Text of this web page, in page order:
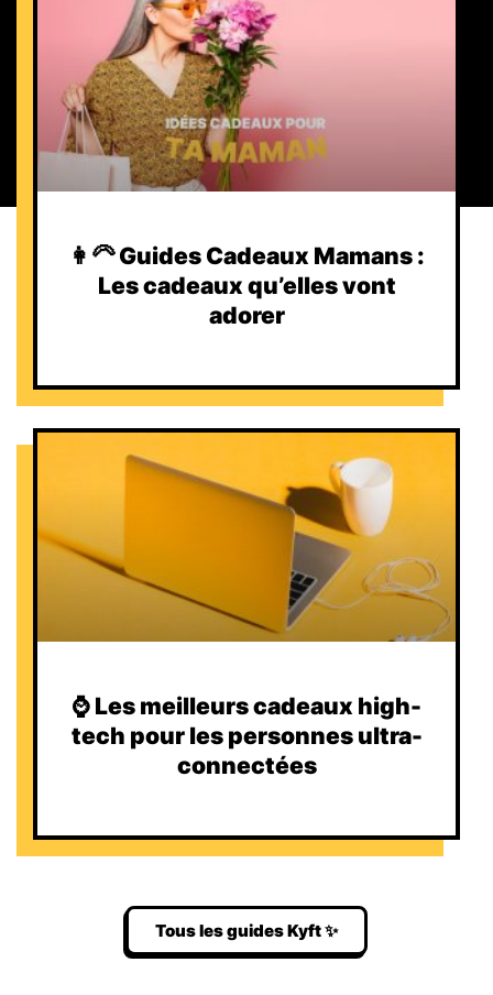
👩‍🦳 Guides Cadeaux Mamans :
Les cadeaux qu’elles vont
adorer
⌚️ Les meilleurs cadeaux high-
tech pour les personnes ultra-
connectées
Tous les guides Kyft ✨